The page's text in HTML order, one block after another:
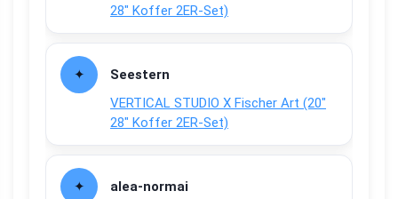
28″ Koffer 2ER-Set)
Seestern
VERTICAL STUDIO X Fischer Art (20″
28″ Koffer 2ER-Set)
alea-normai